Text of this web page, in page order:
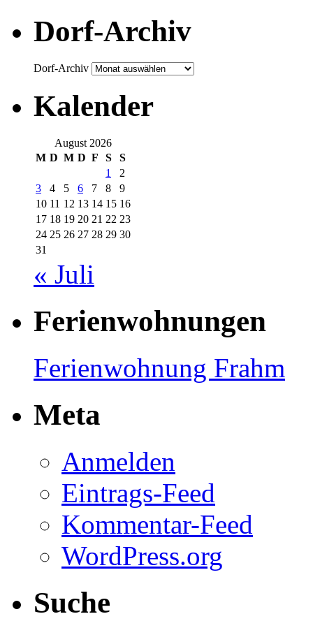
Dorf-Archiv
Dorf-Archiv
Kalender
August 2026
M D M D F S
S
1
2
3
4 5 6 7 8
9
10 11 12 13 14 15 16
17 18 19 20 21 22 23
24 25 26 27 28 29 30
31
« Juli
Ferienwohnungen
Ferienwohnung Frahm
Meta
Anmelden
Eintrags-Feed
Kommentar-Feed
WordPress.org
Suche